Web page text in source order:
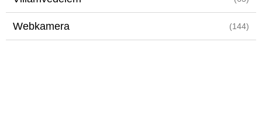
Webkamera (144)